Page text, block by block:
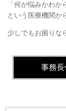
「何が悩みかわ
という医療機関か
少しでもお困りな
事務